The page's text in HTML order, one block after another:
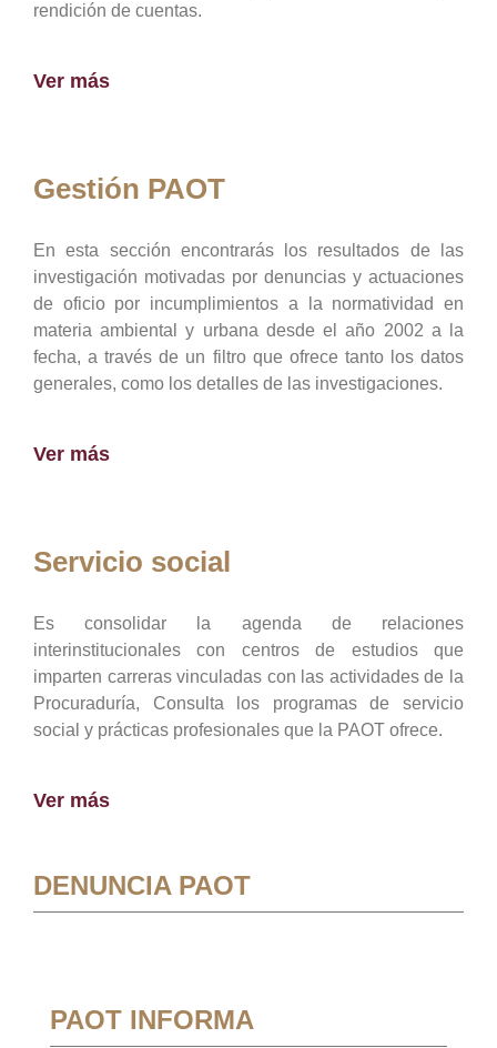
rendición de cuentas.
Ver más
Gestión PAOT
En esta sección encontrarás los resultados de las
investigación motivadas por denuncias y actuaciones
de oficio por incumplimientos a la normatividad en
materia ambiental y urbana desde el año 2002 a la
fecha, a través de un filtro que ofrece tanto los datos
generales, como los detalles de las investigaciones.
Ver más
Servicio social
Es consolidar la agenda de relaciones
interinstitucionales con centros de estudios que
imparten carreras vinculadas con las actividades de la
Procuraduría, Consulta los programas de servicio
social y prácticas profesionales que la PAOT ofrece.
Ver más
DENUNCIA PAOT
PAOT INFORMA